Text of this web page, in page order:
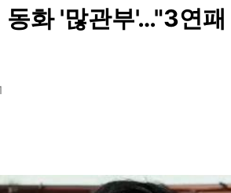
동화 '많관부'…"3연